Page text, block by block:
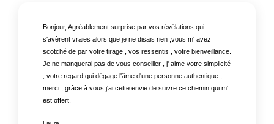
Bonjour, Agréablement surprise par vos révélations qui
s'avèrent vraies alors que je ne disais rien ,vous m' avez
scotché de par votre tirage , vos ressentis , votre bienveillance.
Je ne manquerai pas de vous conseiller , j' aime votre simplicité
, votre regard qui dégage l'âme d'une personne authentique ,
merci , grâce à vous j'ai cette envie de suivre ce chemin qui m'
est offert.